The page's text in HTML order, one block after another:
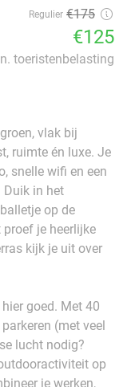
Regulier €175
€125
toeristenbelasting
vlak bij
ruimte én luxe. Je
snelle wifi en een
Duik in het
op de
je heerlijke
kijk je uit over
goed. Met 40
(met veel
lucht nodig?
op
je werken,